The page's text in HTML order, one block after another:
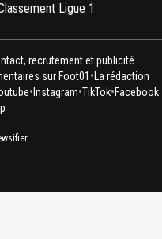
Ligue 1
recrutement et publicité
sur Foot01 • La rédaction
• Instagram•TikTok•Facebook